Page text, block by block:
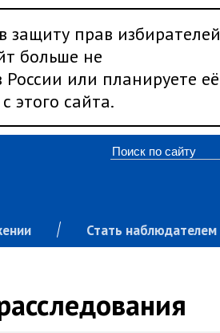
защиту прав избирателей
больше не
или планируете её
этого сайта.
Стать наблюдателем